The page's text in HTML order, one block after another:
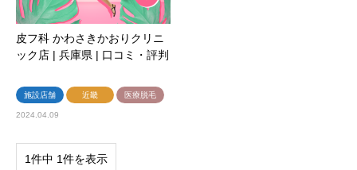
皮フ科 かわさきかおりクリニ
ック店 | 兵庫県 | 口コミ・評判
施設店舗 近畿 医療脱毛
2024.04.09
1件中 1件を表示